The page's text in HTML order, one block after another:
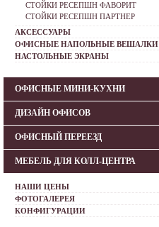
СТОЙКИ РЕСЕПШН ФАВОРИТ
СТОЙКИ РЕСЕПШН ПАРТНЕР
АКСЕССУАРЫ
ОФИСНЫЕ НАПОЛЬНЫЕ ВЕШАЛКИ
НАСТОЛЬНЫЕ ЭКРАНЫ
ОФИСНЫЕ МИНИ-КУХНИ
ДИЗАЙН ОФИСОВ
ОФИСНЫЙ ПЕРЕЕЗД
МЕБЕЛЬ ДЛЯ КОЛЛ-ЦЕНТРА
НАШИ ЦЕНЫ
ФОТОГАЛЕРЕЯ
КОНФИГУРАЦИИ